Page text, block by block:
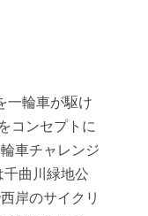
輪車が駆け
コンセプトに
車チャレンジ
曲川緑地公
岸のサイクリ